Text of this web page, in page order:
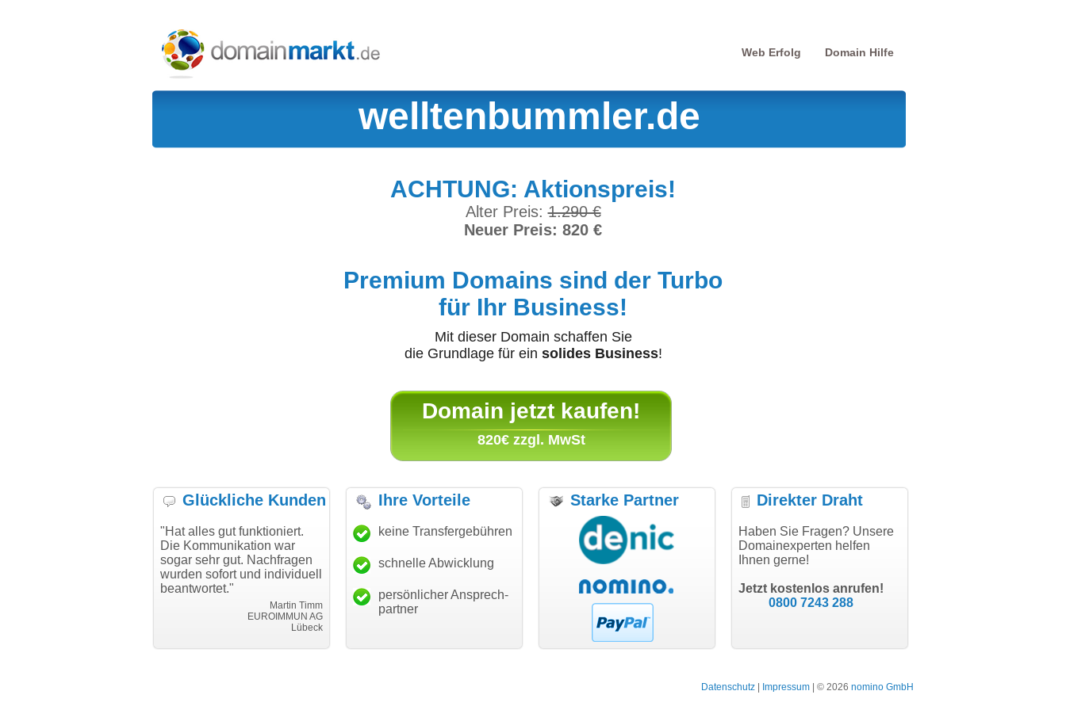
Web Erfolg Domain Hilfe
welltenbummler.de
ACHTUNG: Aktionspreis!
Alter Preis:1.290 €
Neuer Preis: 820 €
Premium Domains sind der Turbo
für Ihr Business!
Mit dieser Domain schaffen Sie
die Grundlage für ein solides Business!
Domain jetzt kaufen!
820€ zzgl. MwSt
Glückliche Kunden
"Hat alles gut funktioniert.
Die Kommunikation war
sogar sehr gut. Nachfragen
wurden sofort und individuell
beantwortet."
Martin Timm
EUROIMMUN AG
Lübeck
"Danke für den schnellen
Transfer und guten Service!"
Thomas Schäfer
i can eckert communication GmbH
"Ich bin dankbar, meine
Wunschdomain gefunden zu
haben. Die Domain passt für
hundertprozentig."
Janina Köck
Leben im Einklang
leben-im-einklang.de
"Super Abwicklung, vielen
modern software GbR
Landau an der Isar
"Vielen Dank für den
Ihre Vorteile
keine Transfergebühren
schnelle Abwicklung
persönlicher Ansprech-
partner
Starke Partner Direkter Draht
Haben Sie Fragen? Unsere
Domainexperten helfen
Ihnen gerne!
Jetzt kostenlos anrufen!
0800 7243 288
Datenschutz Impressum | © 2026 nomino GmbH